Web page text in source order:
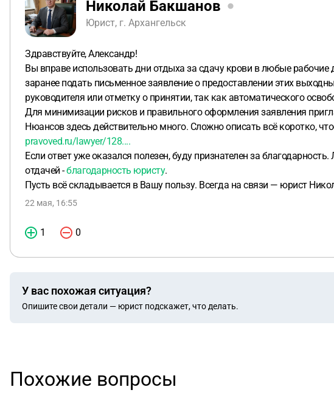
Николай Бакшанов
Юрист, г. Архангельск
Здравствуйте, Александр!
Вы вправе использовать дни отдыха за сдачу крови в любые
заранее подать письменное заявление о предоставлении этих
руководителя или отметку о принятии, так как автоматического
Для минимизации рисков и правильного оформления заявления
Нюансов здесь действительно много. Сложно описать всё коротко,
pravoved.ru/lawyer/128....
Если ответ уже оказался полезен, буду признателен за
отдачей -благодарность юристу.
Пусть всё складывается в Вашу пользу. Всегда на связи — юрист
22 мая, 16:55
1 0
У вас похожая ситуация?
Опишите свои детали — юрист подскажет, что делать.
Похожие вопросы